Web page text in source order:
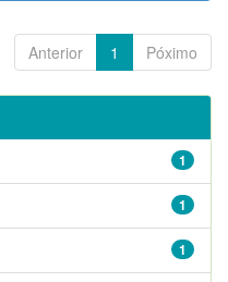
Anterior 1 Póximo
1
1
1